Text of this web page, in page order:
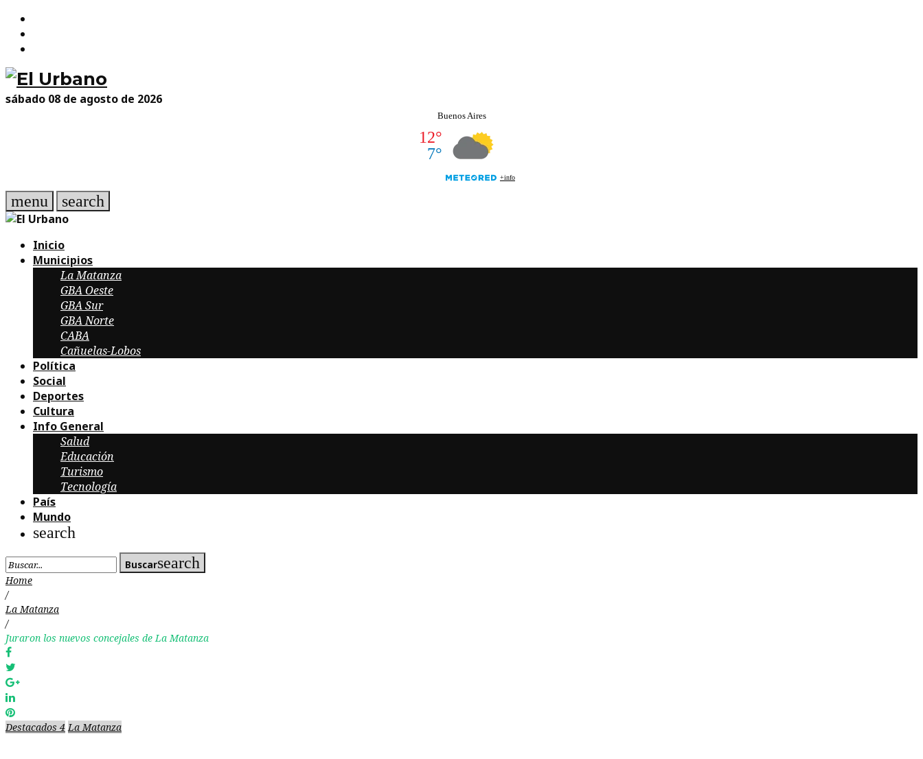
Skip
content
sábado 08 de agosto de 2026
menu search
Inicio
Municipios
La Matanza
GBA Oeste
GBA Sur
GBA Norte
CABA
Cañuelas-Lobos
Política
Social
Deportes
Cultura
Info General
Salud
Educación
Turismo
Tecnología
País
Mundo
search
Search
for:
Buscarsearch
Home
/
La Matanza
/
Juraron los nuevos concejales de La Matanza
Facebook
Google+
LinkedIn
Pinterest
Destacados 4 La Matanza